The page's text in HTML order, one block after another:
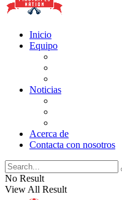
Inicio
Equipo
Noticias
Acerca de
Contacta con nosotros
No Result
View All Result